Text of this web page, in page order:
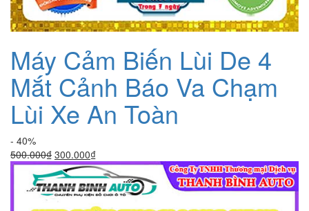
Máy Cảm Biến Lùi De 4
Mắt Cảnh Báo Va Chạm
Lùi Xe An Toàn
- 40%
500.000₫ Giá
gốc
là:
500.000₫.
300.000₫Giá
hiện
tại
là: